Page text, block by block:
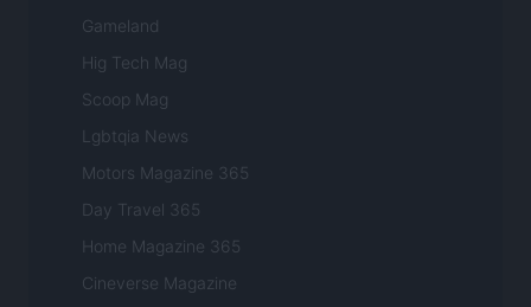
Gameland
Hig Tech Mag
Scoop Mag
Lgbtqia News
Motors Magazine 365
Day Travel 365
Home Magazine 365
Cineverse Magazine